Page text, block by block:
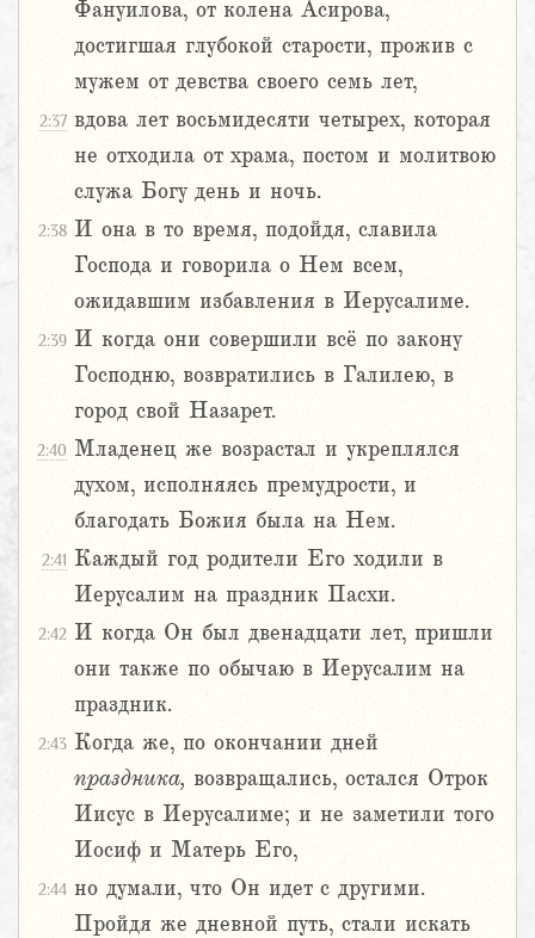
Фануилова, от колена Асирова,
достигшая глубокой старости, прожив с
мужем от девства своего семь лет,
2:37 вдова лет восьмидесяти четырех, которая
не отходила от храма, постом и молитвою
служа Богу день и ночь.
2:38 И она в то время, подойдя, славила
Господа и говорила о Нем всем,
ожидавшим избавления в Иерусалиме.
2:39 И когда они совершили всё по закону
Господню, возвратились в Галилею, в
город свой Назарет.
2:40 Младенец же возрастал и укреплялся
духом, исполняясь премудрости, и
благодать Божия была на Нем.
2:41 Каждый год родители Его ходили в
Иерусалим на праздник Пасхи.
2:42 И когда Он был двенадцати лет, пришли
они также по обычаю в Иерусалим на
праздник.
2:43 Когда же, по окончании дней
праздника, возвращались, остался Отрок
Иисус в Иерусалиме; и не заметили того
Иосиф и Матерь Его,
2:44 но думали, что Он идет с другими.
Пройдя же дневной путь, стали искать